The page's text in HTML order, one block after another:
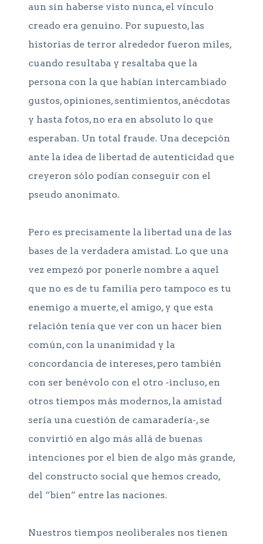
aun sin haberse visto nunca, el vínculo
creado era genuino. Por supuesto, las
historias de terror alrededor fueron miles,
cuando resultaba y resaltaba que la
persona con la que habían intercambiado
gustos, opiniones, sentimientos, anécdotas
y hasta fotos, no era en absoluto lo que
esperaban. Un total fraude. Una decepción
ante la idea de libertad de autenticidad que
creyeron sólo podían conseguir con el
pseudo anonimato.
Pero es precisamente la libertad una de las
bases de la verdadera amistad. Lo que una
vez empezó por ponerle nombre a aquel
que no es de tu familia pero tampoco es tu
enemigo a muerte, el amigo, y que esta
relación tenía que ver con un hacer bien
común, con la unanimidad y la
concordancia de intereses, pero también
con ser benévolo con el otro -incluso, en
otros tiempos más modernos, la amistad
sería una cuestión de camaradería-, se
convirtió en algo más allá de buenas
intenciones por el bien de algo más grande,
del constructo social que hemos creado,
del “bien” entre las naciones.
Nuestros tiempos neoliberales nos tienen